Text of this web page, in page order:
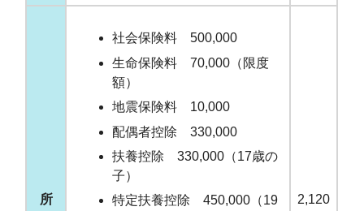
所
社会保険料 500,000
生命保険料 70,000（限度
額）
地震保険料 10,000
配偶者控除 330,000
扶養控除 330,000（17歳の
子）
特定扶養控除 450,000（19
2,120